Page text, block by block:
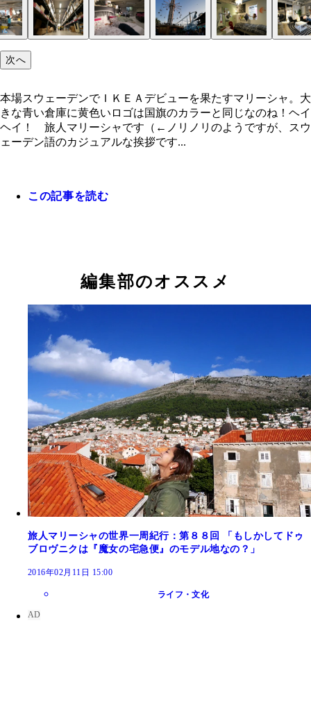
Ｍはビルに入った大きいものから小さい路面店ま
イポールが建てられた
のイニシャルと、彼が育った農場や村の頭文字を
るんだって！
街や人や花の名前が付いているって知ってた？
次へ
本場スウェーデンでＩＫＥＡデビューを果たすマリーシャ。大
きな青い倉庫に黄色いロゴは国旗のカラーと同じなのね！ヘイ
ヘイ！ 旅人マリーシャです（←ノリノリのようですが、スウ
ェーデン語のカジュアルな挨拶です...
この記事を読む
編集部のオススメ
旅人マリーシャの世界一周紀行：第８８回 「もしかしてドゥ
ブロヴニクは『魔女の宅急便』のモデル地なの？」
2016年02月11日 15:00
ライフ・文化